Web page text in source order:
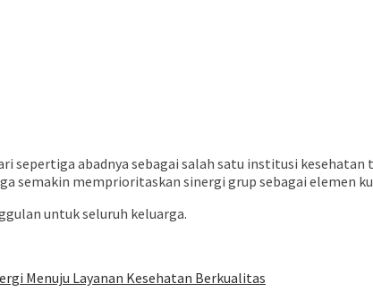
sepertiga abadnya sebagai salah satu institusi
semakin memprioritaskan sinergi grup sebagai elemen
untuk seluruh keluarga.
Menuju Layanan Kesehatan Berkualitas